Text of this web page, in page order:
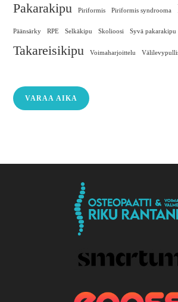
Pakarakipu
Piriformis Piriformis syndrooma
Päänsärky RPE Selkäkipu Skolioosi Syvä pakarakipu
Takareisikipu Voimaharjoittelu
VARAA AIKA